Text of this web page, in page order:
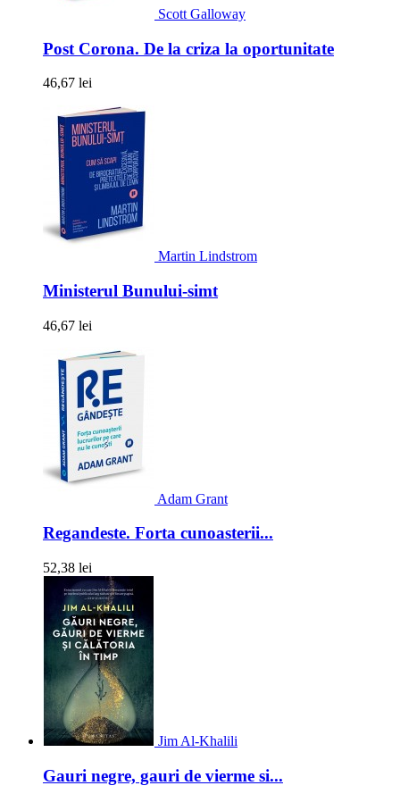
Scott Galloway
Post Corona. De la criza la oportunitate
46,67 lei
Martin Lindstrom
Ministerul Bunului-simt
46,67 lei
Adam Grant
Regandeste. Forta cunoasterii...
52,38 lei
Jim Al-Khalili
Gauri negre, gauri de vierme si...